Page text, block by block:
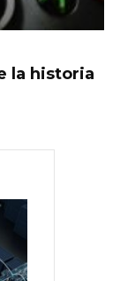
la historia